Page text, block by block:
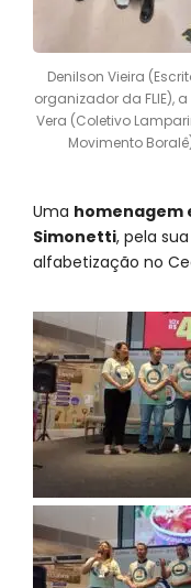
Denilson Vieira
organizador da FLIE), a
Vera (Coletivo
Movimento
Uma homenagem
Simonetti, pela
alfabetização no